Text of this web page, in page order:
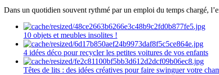
Dans un quotidien souvent rythmé par un emploi du temps chargé,
10 objets et meubles insolites !
4 idées déco pour recycler les petites voitures de vos enfants
Têtes de lits : des idées créatives pour faire swinguer votre